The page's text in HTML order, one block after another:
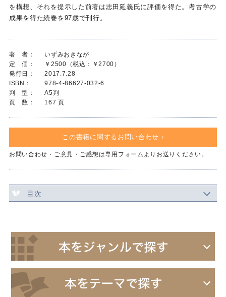
を構想、それを提示した前著は志田延義氏に評価を得た。考古学の
成果を得た続巻を97歳で刊行。
著 者：
いずみおきなが
定 価：
￥2500（税込：￥2700）
発行日：
2017.7.28
ISBN：
978-4-86627-032-6
判 型：
A5判
頁 数：
167 頁
この書籍に関するお問い合わせ ›
お問い合わせ・ご意見・ご感想は専用フォームよりお送りください。
目次